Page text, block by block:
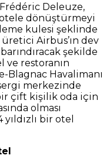
Deleuze,
otele dönüştürmeyi
kulesi şeklinde
Airbus’ın dev
şekilde
restoranın
Blagnac Havalimanı
merkezinde
çift kişilik oda için
olması
bir otel